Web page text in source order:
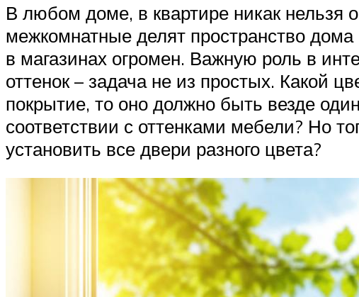
В любом доме, в квартире никак нельзя
межкомнатные делят пространство
в магазинах огромен. Важную роль в
оттенок – задача не из простых. Какой
покрытие, то оно должно быть везде
соответствии с оттенками мебели? Но
установить все двери разного цвета?